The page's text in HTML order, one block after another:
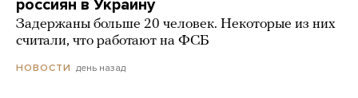
россиян в Украину
Задержаны больше 20 человек. Некоторые из них
считали, что работают на ФСБ
НОВОСТИ день назад